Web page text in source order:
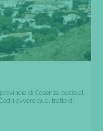
di Cosenza posto al
ovvero quel tratto di